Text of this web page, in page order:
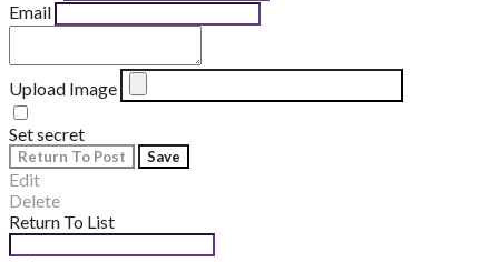
Email
Upload Image
Set secret
Return To Post Save
Edit
Delete
Return To List